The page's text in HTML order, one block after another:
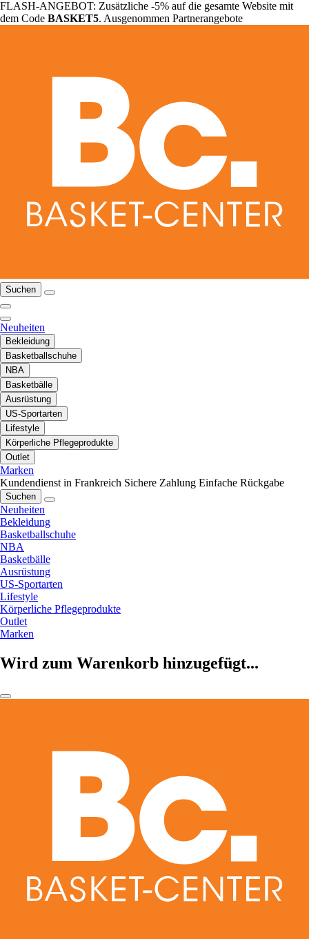
FLASH-ANGEBOT: Zusätzliche -5% auf die gesamte Website mit
dem Code BASKET5. Ausgenommen Partnerangebote
Suchen
Neuheiten
Bekleidung
Basketballschuhe
NBA
Basketbälle
Ausrüstung
US-Sportarten
Lifestyle
Körperliche Pflegeprodukte
Outlet
Marken
Kundendienst in Frankreich Sichere Zahlung Einfache Rückgabe
Suchen
Neuheiten
Bekleidung
Basketballschuhe
NBA
Basketbälle
Ausrüstung
US-Sportarten
Lifestyle
Körperliche Pflegeprodukte
Outlet
Marken
Wird zum Warenkorb hinzugefügt...